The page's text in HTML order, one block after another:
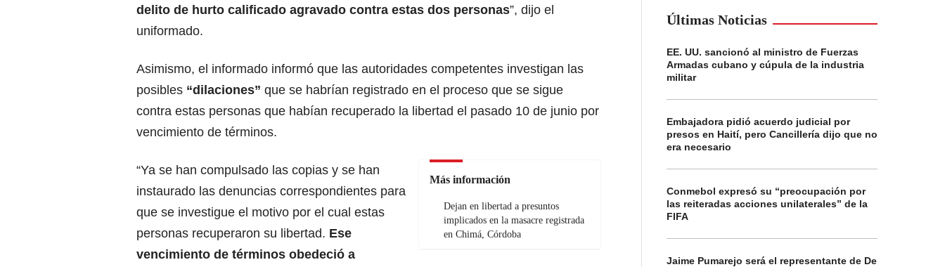
delito de hurto calificado agravado contra estas dos personas”, dijo el
uniformado.
Asimismo, el informado informó que las autoridades competentes investigan las
posibles “dilaciones” que se habrían registrado en el proceso que se sigue
contra estas personas que habían recuperado la libertad el pasado 10 de junio por
vencimiento de términos.
Más información
Dejan en libertad a presuntos
implicados en la masacre registrada
en Chimá, Córdoba
“Ya se han compulsado las copias y se han
instaurado las denuncias correspondientes para
que se investigue el motivo por el cual estas
personas recuperaron su libertad. Ese
vencimiento de términos obedeció a
Últimas Noticias
EE. UU. sancionó al ministro de Fuerzas
Armadas cubano y cúpula de la industria
militar
Embajadora pidió acuerdo judicial por
presos en Haití, pero Cancillería dijo que no
era necesario
Conmebol expresó su “preocupación por
las reiteradas acciones unilaterales” de la
FIFA
Jaime Pumarejo será el representante de De